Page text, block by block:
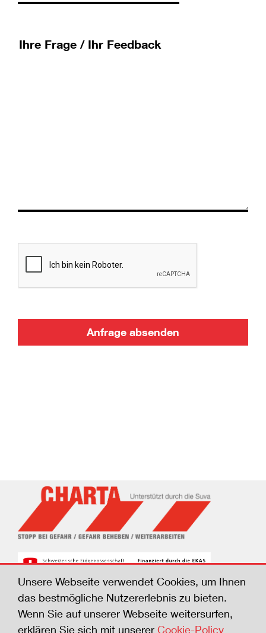
Anfrage absenden
Unsere Webseite verwendet Cookies, um Ihnen
das bestmögliche Nutzererlebnis zu bieten.
Wenn Sie auf unserer Webseite weitersurfen,
erklären Sie sich mit unserer Cookie-Policy
© Suva, 2026